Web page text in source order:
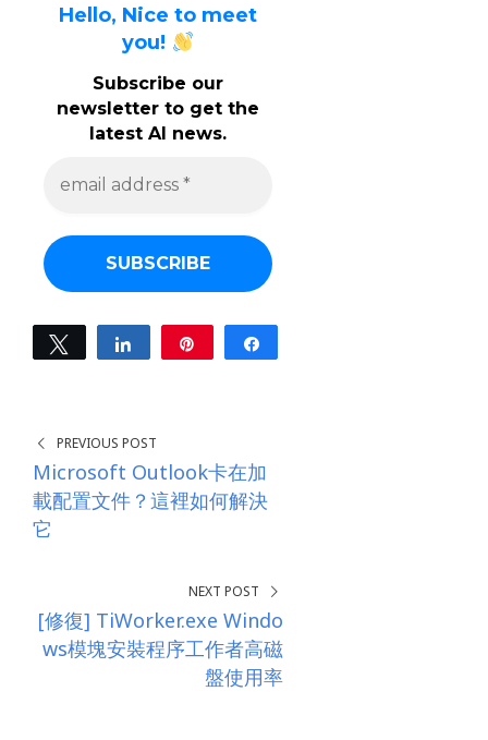
Hello, Nice to meet
you!
Subscribe our
newsletter to get the
latest AI news.
a
d
r
e
s
Tweet Share
PREVIOUS POST
Microsoft Outlook卡在加
載配置文件？這裡如何解決
它
NEXT POST
[修復] TiWorker.exe Windo
ws模塊安裝程序工作者高磁
盤使用率